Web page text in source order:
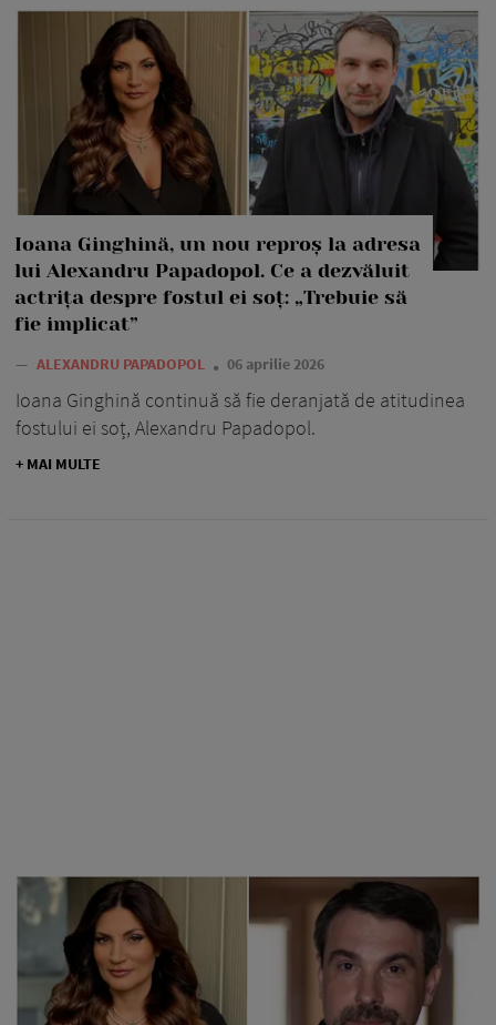
Ioana Ginghină, un nou reproș la adresa
lui Alexandru Papadopol. Ce a dezvăluit
actrița despre fostul ei soț: „Trebuie să
fie implicat”
— ALEXANDRU PAPADOPOL 06 aprilie 2026
Ioana Ginghină continuă să fie deranjată de atitudinea
fostului ei soț, Alexandru Papadopol.
+ MAI MULTE